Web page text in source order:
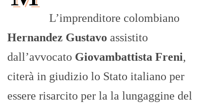
L’imprenditore colombiano
Hernandez Gustavo assistito
dall’avvocato Giovambattista Freni,
citerà in giudizio lo Stato italiano per
essere risarcito per la la lungaggine del